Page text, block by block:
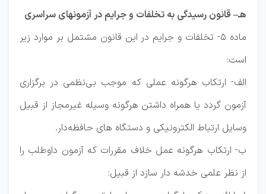
هـ– قانون رسیدگی به تخلفات و جرایم در آزمونهای سراسری
ماده ۵- تخلفات و جرایم در این قانون مشتمل بر موارد زیر
است:
الف- ارتکاب هرگونه عملی که موجب بی‌نظمی در برگزاری
آزمون گردد یا همراه داشتن هرگونه وسیله غیرمجاز از قبیل
وسایل ارتباط الکترونیکی و دستگاه های حافظه‌دار.
ب- ارتکاب هرگونه عمل خلاف مقررات که آزمون داوطلب را
از نظر علمی خدشه دار سازد از قبیل: